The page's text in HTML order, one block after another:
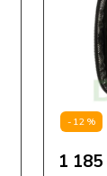
-12%
1 185